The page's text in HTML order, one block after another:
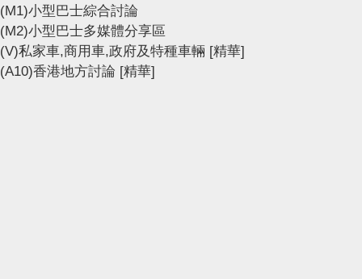
(M1)小型巴士綜合討論
(M2)小型巴士多媒體分享區
(V)私家車,商用車,政府及特種車輛 [精華]
(A10)香港地方討論 [精華]